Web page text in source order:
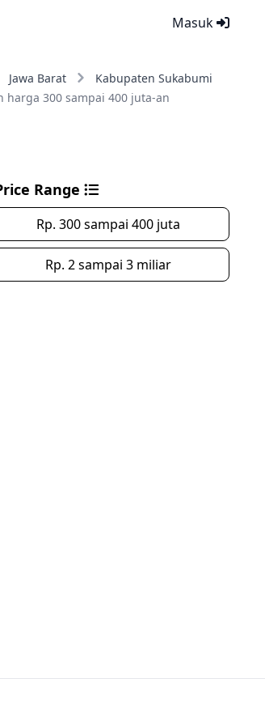
Masuk
Jawa Barat
Kabupaten Sukabumi
harga 300 sampai 400 juta-an
Range
Rp. 300 sampai 400 juta
Rp. 2 sampai 3 miliar